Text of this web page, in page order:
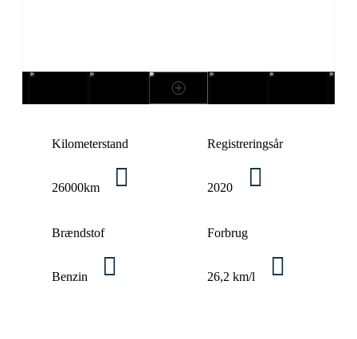
Kilometerstand
26000km
Registreringsår
2020
Brændstof
Benzin
Forbrug
26,2 km/l